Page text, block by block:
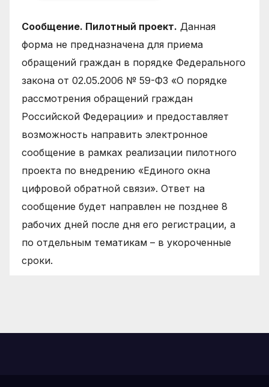
Сообщение. Пилотный проект. Данная
форма не предназначена для приема
обращений граждан в порядке Федерального
закона от 02.05.2006 № 59-ФЗ «О порядке
рассмотрения обращений граждан
Российской Федерации» и предоставляет
возможность направить электронное
сообщение в рамках реализации пилотного
проекта по внедрению «Единого окна
цифровой обратной связи». Ответ на
сообщение будет направлен не позднее 8
рабочих дней после дня его регистрации, а
по отдельным тематикам – в укороченные
сроки.